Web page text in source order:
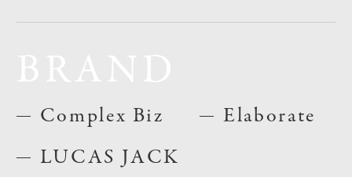
Complex Biz
LUCAS JACK
Elaborate